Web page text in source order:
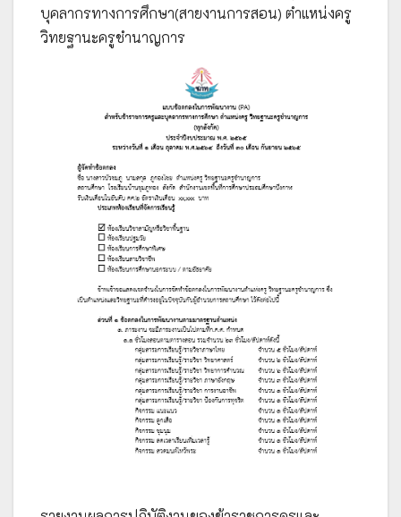
บุคลากรทางการศึกษา(สายงานการสอน) ตำแหน่งครู
วิทยฐานะครูชำนาญการ